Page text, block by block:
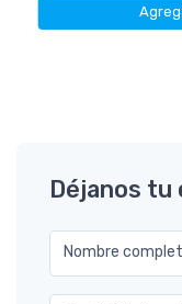
Déjanos tu
Nombre